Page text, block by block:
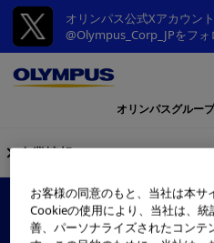
オリンパス公式Xアカウント
@Olympus_Corp_JPをフォ
オリンパスグルー
企業情報
早期がんなどの
狭帯域
お客様の同意のもと、当社は本サ
Cookieの使用により、当社は、
善、パーソナライズされたコンテ